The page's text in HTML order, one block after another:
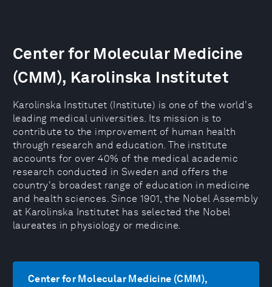
Center for Molecular Medicine
(CMM), Karolinska Institutet
Karolinska Institutet (Institute) is one of the world's
leading medical universities. Its mission is to
contribute to the improvement of human health
through research and education. The institute
accounts for over 40% of the medical academic
research conducted in Sweden and offers the
country's broadest range of education in medicine
and health sciences. Since 1901, the Nobel Assembly
at Karolinska Institutet has selected the Nobel
laureates in physiology or medicine.
Center for Molecular Medicine (CMM),